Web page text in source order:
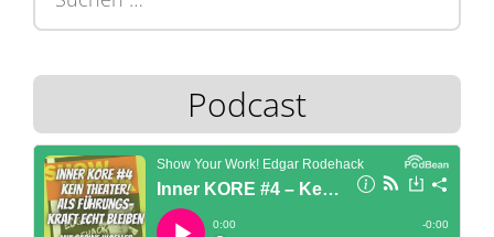
nach:
Podcast